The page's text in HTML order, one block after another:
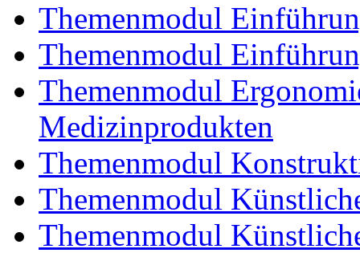
Themenmodul
Themenmodul
Themenmodul
Medizinprodukten
Themenmodul
Themenmodul
Themenmodul